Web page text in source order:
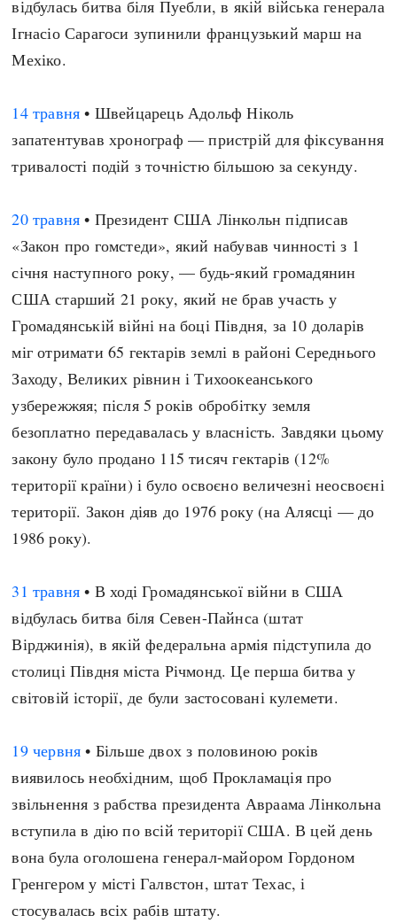
відбулась битва біля Пуебли, в якій війська генерала
Ігнасіо Сарагоси зупинили французький марш на
Мехіко.
14 травня • Швейцарець Адольф Ніколь
запатентував хронограф — пристрій для фіксування
тривалості подій з точністю більшою за секунду.
20 травня • Президент США Лінкольн підписав
«Закон про гомстеди», який набував чинності з 1
січня наступного року, — будь-який громадянин
США старший 21 року, який не брав участь у
Громадянській війні на боці Півдня, за 10 доларів
міг отримати 65 гектарів землі в районі Середнього
Заходу, Великих рівнин і Тихоокеанського
узбережжяя; після 5 років обробітку земля
безоплатно передавалась у власність. Завдяки цьому
закону було продано 115 тисяч гектарів (12%
території країни) і було освоєно величезні неосвоєні
території. Закон діяв до 1976 року (на Алясці — до
1986 року).
31 травня • В ході Громадянської війни в США
відбулась битва біля Севен-Пайнса (штат
Вірджинія), в якій федеральна армія підступила до
столиці Півдня міста Річмонд. Це перша битва у
світовій історії, де були застосовані кулемети.
19 червня • Більше двох з половиною років
виявилось необхідним, щоб Прокламація про
звільнення з рабства президента Авраама Лінкольна
вступила в дію по всій території США. В цей день
вона була оголошена генерал-майором Гордоном
Гренгером у місті Галвстон, штат Техас, і
стосувалась всіх рабів штату.